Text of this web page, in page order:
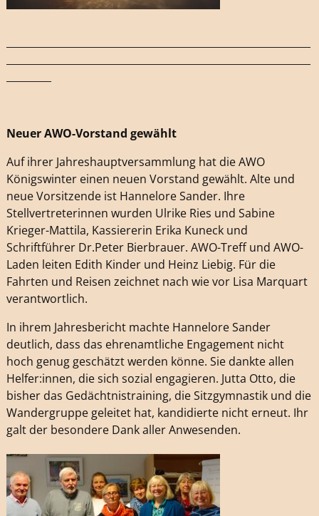
Neuer AWO-Vorstand gewählt
Auf ihrer Jahreshauptversammlung hat die AWO
Königswinter einen neuen Vorstand gewählt. Alte und
neue Vorsitzende ist Hannelore Sander. Ihre
Stellvertreterinnen wurden Ulrike Ries und Sabine
Krieger-Mattila, Kassiererin Erika Kuneck und
Schriftführer Dr.Peter Bierbrauer. AWO-Treff und AWO-
Laden leiten Edith Kinder und Heinz Liebig. Für die
Fahrten und Reisen zeichnet nach wie vor Lisa Marquart
verantwortlich.
In ihrem Jahresbericht machte Hannelore Sander
deutlich, dass das ehrenamtliche Engagement nicht
hoch genug geschätzt werden könne. Sie dankte allen
Helfer:innen, die sich sozial engagieren. Jutta Otto, die
bisher das Gedächtnistraining, die Sitzgymnastik und die
Wandergruppe geleitet hat, kandidierte nicht erneut. Ihr
galt der besondere Dank aller Anwesenden.